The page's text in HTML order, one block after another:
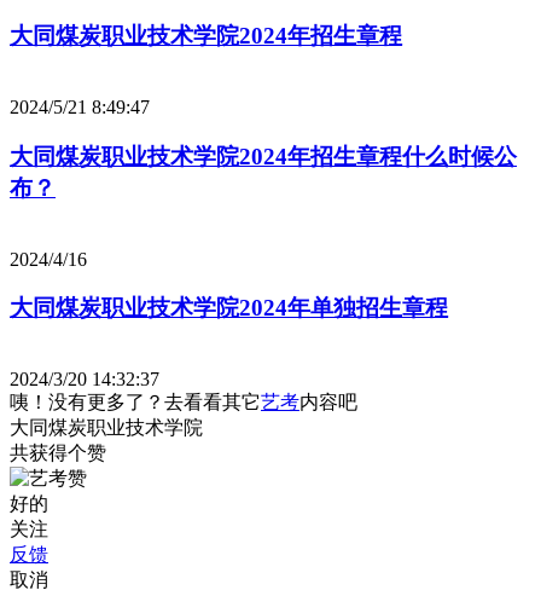
大同煤炭职业技术学院2024年招生章程
2024/5/21 8:49:47
大同煤炭职业技术学院2024年招生章程什么时候公
布？
2024/4/16
大同煤炭职业技术学院2024年单独招生章程
2024/3/20 14:32:37
咦！没有更多了？去看看其它艺考内容吧
大同煤炭职业技术学院
共获得个赞
好的
关注
反馈
取消